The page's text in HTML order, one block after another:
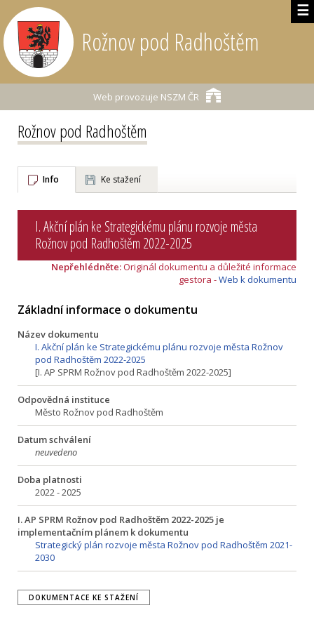
☰
Rožnov pod Radhoštěm
Web provozuje NSZM ČR
Rožnov pod Radhoštěm
Info Ke stažení
I. Akční plán ke Strategickému plánu rozvoje města
Rožnov pod Radhoštěm 2022-2025
Nepřehlédněte:Originál dokumentu a důležité informace
gestora -Web k dokumentu
Základní informace o dokumentu
Název dokumentu
I. Akční plán ke Strategickému plánu rozvoje města Rožnov
pod Radhoštěm 2022-2025
[I. AP SPRM Rožnov pod Radhoštěm 2022-2025]
Odpovědná instituce
Město Rožnov pod Radhoštěm
Datum schválení
neuvedeno
Doba platnosti
2022 - 2025
I. AP SPRM Rožnov pod Radhoštěm 2022-2025 je
implementačním plánem k dokumentu
Strategický plán rozvoje města Rožnov pod Radhoštěm 2021-
2030
DOKUMENTACE KE STAŽENÍ